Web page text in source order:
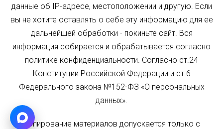
данные об IP-адресе, местоположении и другую. Если
вы не хотите оставлять о себе эту информацию для ее
дальнейшей обработки - покиньте сайт. Вся
информация собирается и обрабатывается согласно
политике конфиденциальности. Согласно ст.24
Конституции Российской Федерации и ст.6
Федерального закона №152-ФЗ «О персональных
данных».
Копирование материалов допускается только с